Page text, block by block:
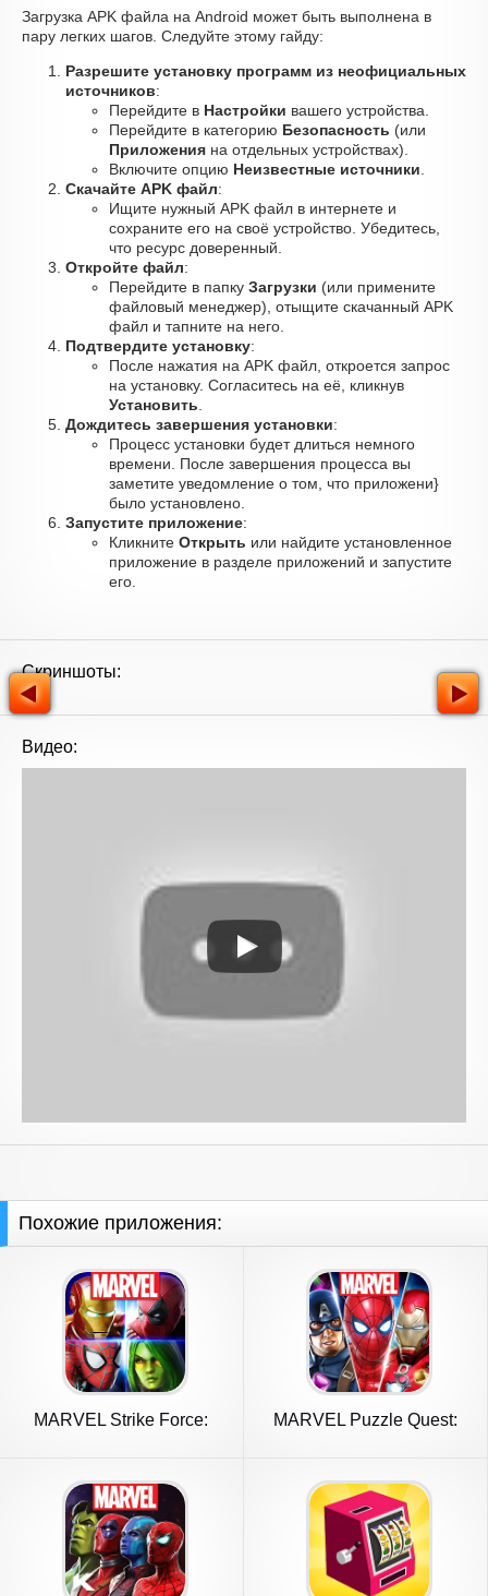
Загрузка APK файла на Android может быть выполнена в
пару легких шагов. Следуйте этому гайду:
Разрешите установку программ из неофициальных
источников:
Перейдите в Настройки вашего устройства.
Перейдите в категорию Безопасность (или
Приложения на отдельных устройствах).
Включите опцию Неизвестные источники
Скачайте APK файл:
Ищите нужный APK файл в интернете и
сохраните его на своё устройство. Убедитесь,
что ресурс доверенный.
Откройте файл:
Перейдите в папку Загрузки (или примените
файловый менеджер), отыщите скачанный APK
файл и тапните на него.
Подтвердите установку:
После нажатия на APK файл, откроется запрос
на установку. Согласитесь на её, кликнув
Установить
Дождитесь завершения установки:
Процесс установки будет длиться немного
времени. После завершения процесса вы
заметите уведомление о том, что приложени}
было установлено.
Запустите приложение:
Кликните Открыть или найдите установленное
приложение в разделе приложений и запустите
его.
Скриншоты:
Видео:
Похожие приложения:
MARVEL Strike Force:
MARVEL Puzzle Quest: